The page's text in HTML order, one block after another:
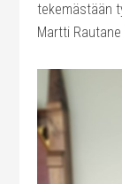
tekemästään
Martti